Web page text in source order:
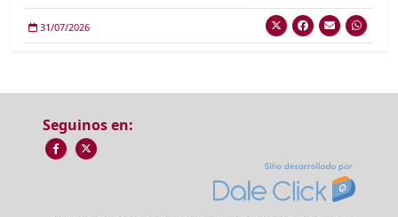
31/07/2026
Seguinos en: